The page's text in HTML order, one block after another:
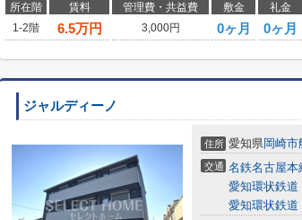
所在階 賃料 管理費・共益費 敷金 礼金
1-2階
6.5万円 3,000円 0ヶ月 0ヶ月
ジャルディーノ
住所 愛知県岡崎市
交通 名鉄名古屋本
愛知環状鉄道
愛知環状鉄道